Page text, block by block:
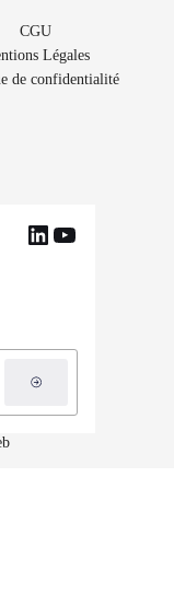
CGU
Légales
de confidentialité
LinkedIn
YouTube
S'inscrire à la